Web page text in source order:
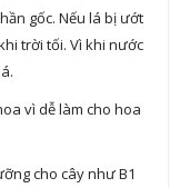
gốc. Nếu lá bị ướt
trời tối. Vì khi nước
vì dễ làm cho hoa
cho cây như B1